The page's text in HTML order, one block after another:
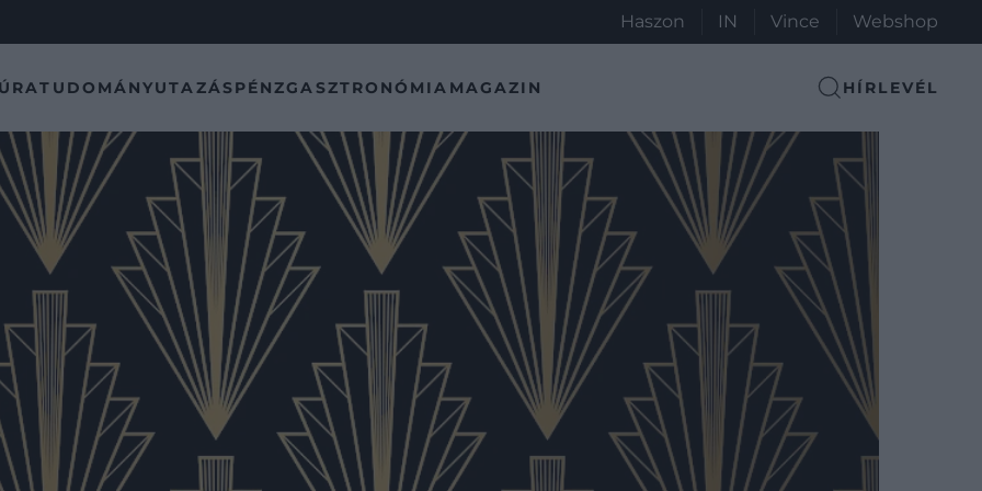
Haszon IN Vince Webshop
TUDOMÁNYUTAZÁSPÉNZGASZTRONÓMIA MAGAZIN HÍRLEVÉL